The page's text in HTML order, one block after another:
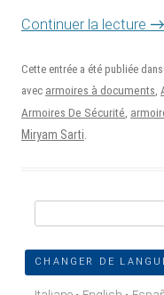
Continuer la lecture →
Cette entrée a été publiée dans
avec armoires à documents,
Armoires De Sécurité,
Miryam Sarti.
CHANGER DE